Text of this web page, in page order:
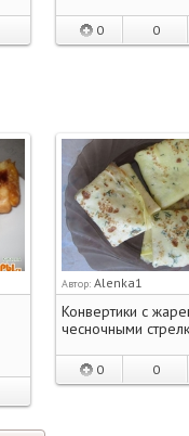
0 0
Автор: Alenka1
Конвертики с
чесночными
0 0